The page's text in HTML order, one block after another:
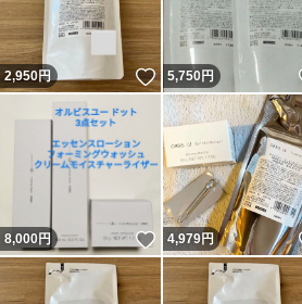
2,950円 いいね！
5,750円
8,000円 いいね！
4,979円